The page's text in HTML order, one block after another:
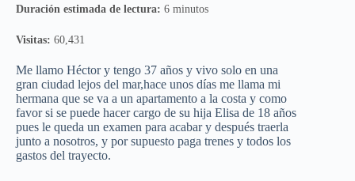
Duración estimada de lectura: 6 minutos
Visitas: 60,431
Me llamo Héctor y tengo 37 años y vivo solo en una
gran ciudad lejos del mar,hace unos días me llama mi
hermana que se va a un apartamento a la costa y como
favor si se puede hacer cargo de su hija Elisa de 18 años
pues le queda un examen para acabar y después traerla
junto a nosotros, y por supuesto paga trenes y todos los
gastos del trayecto.